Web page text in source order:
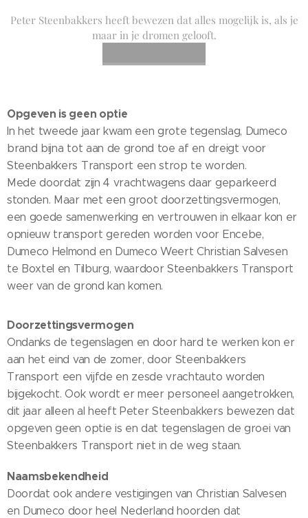
Peter Steenbakkers heeft bewezen dat alles mogelijk is, als je
maar in je dromen gelooft.
Opgeven is geen optie
In het tweede jaar kwam een grote tegenslag, Dumeco
brand bijna tot aan de grond toe af en dreigt voor
Steenbakkers Transport een strop te worden.
Mede doordat zijn 4 vrachtwagens daar geparkeerd
stonden. Maar met een groot doorzettingsvermogen,
een goede samenwerking en vertrouwen in elkaar kon er
opnieuw transport gereden worden voor Encebe,
Dumeco Helmond en Dumeco Weert Christian Salvesen
te Boxtel en Tilburg, waardoor Steenbakkers Transport
weer van de grond kan komen.
Doorzettingsvermogen
Ondanks de tegenslagen en door hard te werken kon er
aan het eind van de zomer, door Steenbakkers
Transport een vijfde en zesde vrachtauto worden
bijgekocht. Ook wordt er meer personeel aangetrokken,
dit jaar alleen al heeft Peter Steenbakkers bewezen dat
opgeven geen optie is en dat tegenslagen de groei van
Steenbakkers Transport niet in de weg staan.
Naamsbekendheid
Doordat ook andere vestigingen van Christian Salvesen
en Dumeco door heel Nederland hoorden dat